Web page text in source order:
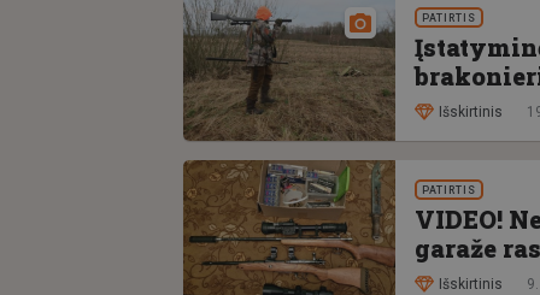
PATIRTIS
Išskirtinis
PATIRTIS
VIDEO!
garaže
Išskirtinis